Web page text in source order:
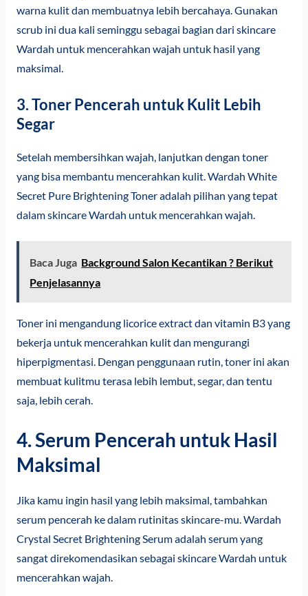
warna kulit dan membuatnya lebih bercahaya. Gunakan
scrub ini dua kali seminggu sebagai bagian dari skincare
Wardah untuk mencerahkan wajah untuk hasil yang
maksimal.
3. Toner Pencerah untuk Kulit Lebih
Segar
Setelah membersihkan wajah, lanjutkan dengan toner
yang bisa membantu mencerahkan kulit. Wardah White
Secret Pure Brightening Toner adalah pilihan yang tepat
dalam skincare Wardah untuk mencerahkan wajah.
Baca Juga Background Salon Kecantikan ? Berikut
Penjelasannya
Toner ini mengandung licorice extract dan vitamin B3 yang
bekerja untuk mencerahkan kulit dan mengurangi
hiperpigmentasi. Dengan penggunaan rutin, toner ini akan
membuat kulitmu terasa lebih lembut, segar, dan tentu
saja, lebih cerah.
4. Serum Pencerah untuk Hasil
Maksimal
Jika kamu ingin hasil yang lebih maksimal, tambahkan
serum pencerah ke dalam rutinitas skincare-mu. Wardah
Crystal Secret Brightening Serum adalah serum yang
sangat direkomendasikan sebagai skincare Wardah untuk
mencerahkan wajah.